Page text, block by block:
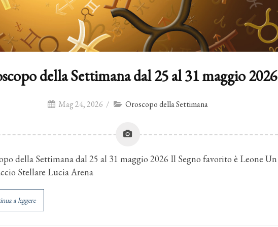
della Settimana dal 25 al 31 maggio 2026
Mag 24, 2026 / Oroscopo della Settimana
della Settimana dal 25 al 31 maggio 2026 Il Segno favorito è Leone Un
Stellare Lucia Arena
a leggere